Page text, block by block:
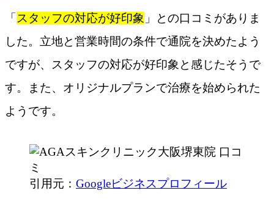
「 スタッフの対応が好印象 」との口コミがありま
した。立地と営業時間の条件で通院を決めたよう
ですが、スタッフの対応が好印象と感じたそうで
す。また、オリジナルプランで治療を始められた
ようです。
引用元： Googleビジネスプロフィール